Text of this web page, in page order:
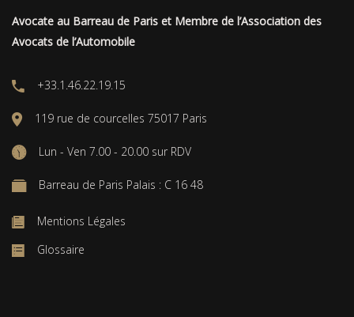
Avocate au Barreau de Paris et Membre de l’Association des
Avocats de l’Automobile
+33.1.46.22.19.15
119 rue de courcelles 75017 Paris
Lun - Ven 7.00 - 20.00 sur RDV
Barreau de Paris Palais : C 16 48
Mentions Légales
Glossaire